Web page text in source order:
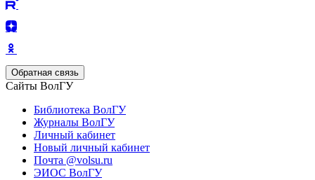
Обратная связь
Сайты ВолГУ
Библиотека ВолГУ
Журналы ВолГУ
Личный кабинет
Новый личный кабинет
Почта @volsu.ru
ЭИОС ВолГУ